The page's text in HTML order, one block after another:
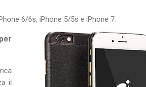
6/6s, iPhone 5/5s e iPhone 7:
il